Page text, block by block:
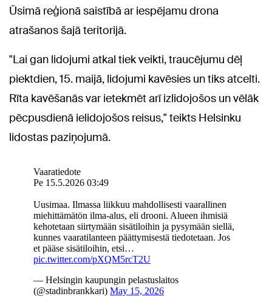
Ūsimā reģionā saistībā ar iespējamu drona
atrašanos šajā teritorijā.
"Lai gan lidojumi atkal tiek veikti, traucējumu dēļ
piektdien, 15. maijā, lidojumi kavēsies un tiks atcelti.
Rīta kavēšanās var ietekmēt arī izlidojošos un vēlāk
pēcpusdienā ielidojošos reisus," teikts Helsinku
lidostas paziņojumā.